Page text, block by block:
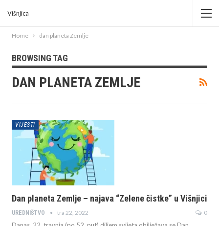
Višnjica
Home dan planeta Zemlje
BROWSING TAG
DAN PLANETA ZEMLJE
VIJESTI
Dan planeta Zemlje – najava “Zelene čistke” u Višnjici
UREDNIŠTVO tra 22, 2022 0